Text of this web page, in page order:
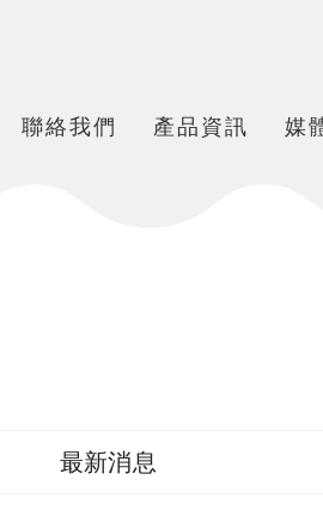
聯絡我們 產品資訊 媒
最新消息